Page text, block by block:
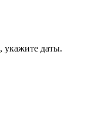
, укажите даты.